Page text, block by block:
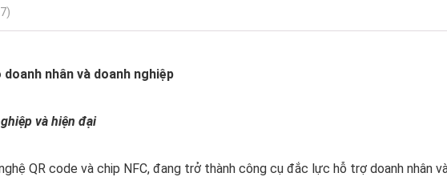
nhân và doanh nghiệp
và hiện đại
QR code và chip NFC, đang trở thành công cụ đắc lực hỗ trợ doanh nhân